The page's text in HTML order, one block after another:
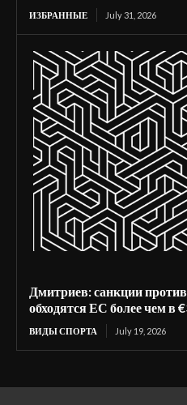
ИЗБРАННЫЕ July 31, 2026
Дмитриев: санкции
обходятся ЕС более чем в
ВИДЫ СПОРТА July 19, 2026